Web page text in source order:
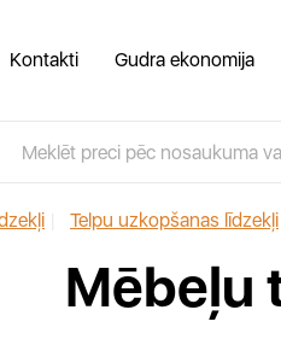
Kontakti Gudra ekonomija
Telpu uzkopšanas līdzekļi
Mēbeļu